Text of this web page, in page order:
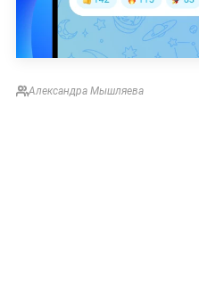
Александра Мышляева